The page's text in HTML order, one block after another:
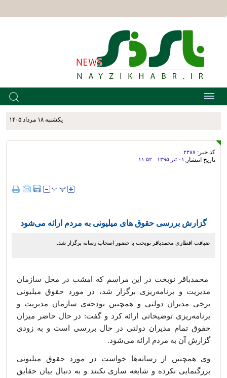
يکشنبه ۱۸ مرداد ۱۴۰۵
کد خبر: ۲۳۸۷
تاریخ انتشار: ۰۱ تير ۱۳۹۵ - ۱۱:۵۲
گزارش بررسی حقوق های میلیونی به مردم ارائه می‌شود
ضیافت افطاری محمدباقر نوبخت با حضور اصحاب رسانه برگزار شد.
محمدباقر نوبخت در این مراسم که امشب در محل سازمان
مدیریت و برنامه‌ریزی برگزار شد، در مورد حقوق میلیونی
برخی مدیران دولتی و همچنین بودجه‌ی سازمان مدیریت و
برنامه‌ریزی توضیحاتی ارائه کرد و گفت: در حال حاضر میزان
حقوق تمام مدیران دولتی در حال بررسی است و به زودی
گزارش آن به مردم ارائه می‌شود.
وی همچنین از رسانه‌ها خواست در مورد حقوق میلیونی
بزرگنمایی نکرده و شایعه سازی نکنند و به دنبال بیان حقایق